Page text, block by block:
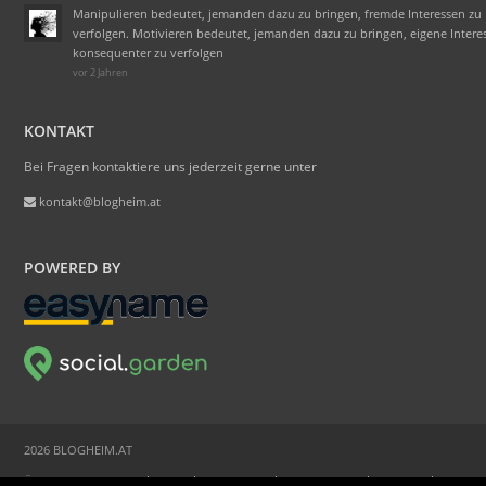
Manipulieren bedeutet, jemanden dazu zu bringen, fremde Interessen zu
verfolgen. Motivieren bedeutet, jemanden dazu zu bringen, eigene
konsequenter zu verfolgen
vor 2 Jahren
KONTAKT
Bei Fragen kontaktiere uns jederzeit gerne unter
kontakt@blogheim.at
POWERED BY
2026 BLOGHEIM.AT
ÜBER BLOGHEIM.AT
FAQ WERBUNG STATISTIKEN PRESSE